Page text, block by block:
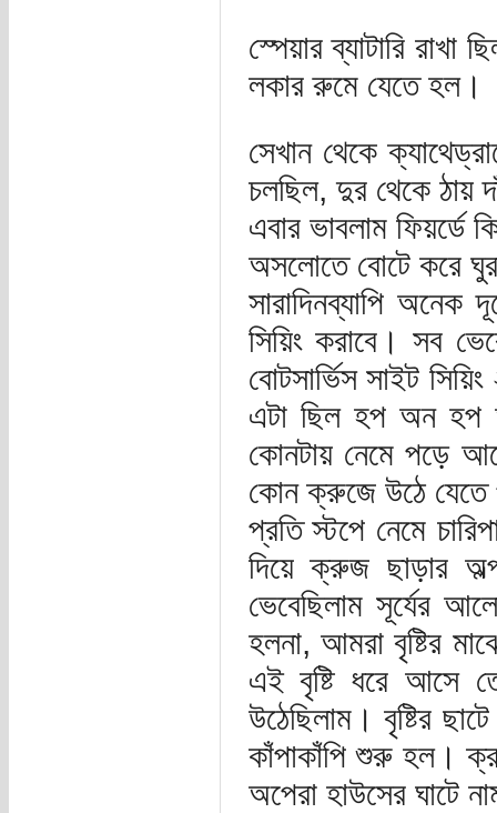
স্পেয়ার ব্যাটারি
লকার রুমে যেতে হল।
সেখান থেকে
চলছিল, দুর থেকে ঠায়
এবার ভাবলাম ফিয়র্ডে
অসলোতে বোটে করে
সারাদিনব্যাপি
সিয়িং করাবে। সব
বোটসার্ভিস সাইট
এটা ছিল হপ অন হপ
কোনটায় নেমে পড়ে
কোন ক্রুজে উঠে যেতে
প্রতি স্টপে নেমে
দিয়ে ক্রুজ ছাড়ার
ভেবেছিলাম সূর্যের
হলনা, আমরা বৃষ্টির
এই বৃষ্টি ধরে আসে
উঠেছিলাম। বৃষ্টির
কাঁপাকাঁপি শুরু হল।
অপেরা হাউসের ঘাটে